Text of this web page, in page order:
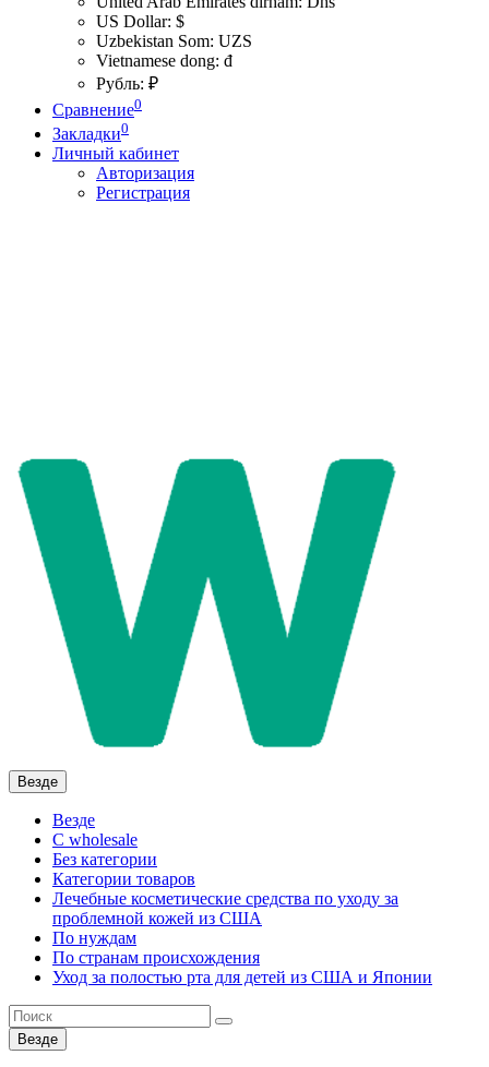
US Dollar: $
Uzbekistan Som: UZS
Vietnamese dong: đ
Рубль: ₽
Сравнение0
Закладки0
Личный кабинет
Авторизация
Регистрация
Везде
Везде
C wholesale
Без категории
Категории товаров
Лечебные косметические средства по уходу за
проблемной кожей из США
По нуждам
По странам происхождения
Уход за полостью рта для детей из США и Японии
Везде